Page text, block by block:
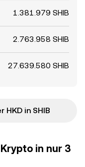
1.381.979 SHIB
2.763.958 SHIB
27.639.580 SHIB
in SHIB
in nur 3